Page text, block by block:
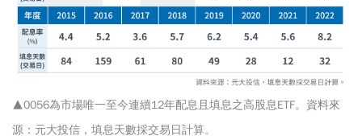
▲0056為市場唯一至今連續12年配息且填息之高股息ETF。資料來
源：元大投信，填息天數採交易日計算。